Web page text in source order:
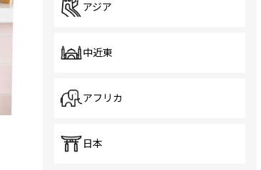
アジア
中近東
アフリカ
日本